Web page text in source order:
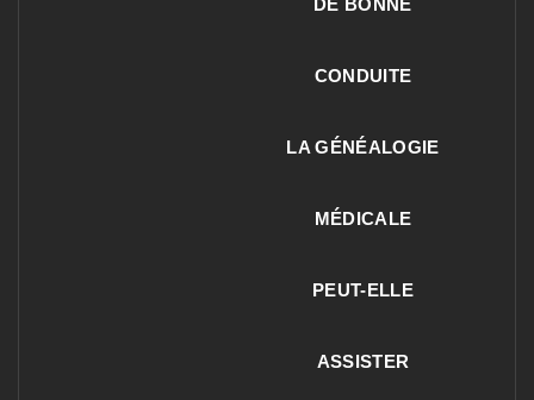
DE BONNE
CONDUITE
LA GÉNÉALOGIE
MÉDICALE
PEUT-ELLE
ASSISTER